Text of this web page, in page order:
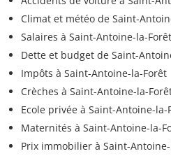
Climat et météo de Saint-
Salaires à Saint-Antoine-la-Forêt
Dette et budget de Saint-
Impôts à Saint-Antoine-la-Forêt
Crèches à Saint-Antoine-la-
Ecole privée à Saint-Antoine-la-
Maternités à Saint-Antoine-la-
Prix immobilier à Saint-